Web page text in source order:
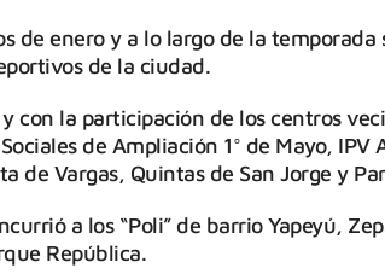
de enero y a lo largo de la
de la ciudad.
con la participación de los centros
de Ampliación 1° de Mayo,
de Vargas, Quintas de San Jorge y
a los “Poli” de barrio Yapeyú,
República.